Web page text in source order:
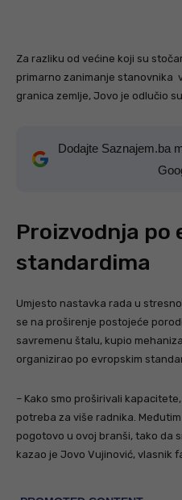
Za razliku od većine koji su
primarno zanimanje stanovnika
granica zemlje, Jovo je odlučio
Dodajte Saznajem.ba
Proizvodnja po
standardima
Umjesto nastavka rada u
se na proširenje postojeće
savremenu štalu, kupio
organizirao po evropskim
– Kako smo proširivali
potreba za više radnika.
pogotovo u ovoj branši, tako da
kazao je Jovo Vujinović, vlasnik